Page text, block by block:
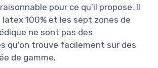
pour ce qu’il propose. Il
100% et les sept zones de
ne sont pas des
qu'on trouve facilement sur des
de gamme.